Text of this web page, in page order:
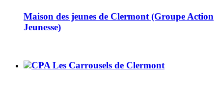
Maison des jeunes de Clermont (Groupe Action
Jeunesse)
CPA Les Carrousels de Clermont